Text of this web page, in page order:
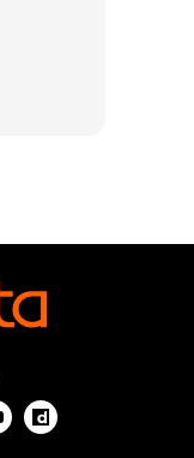
setiap
dan
dan orang
mereka.
tapi
sya rasa